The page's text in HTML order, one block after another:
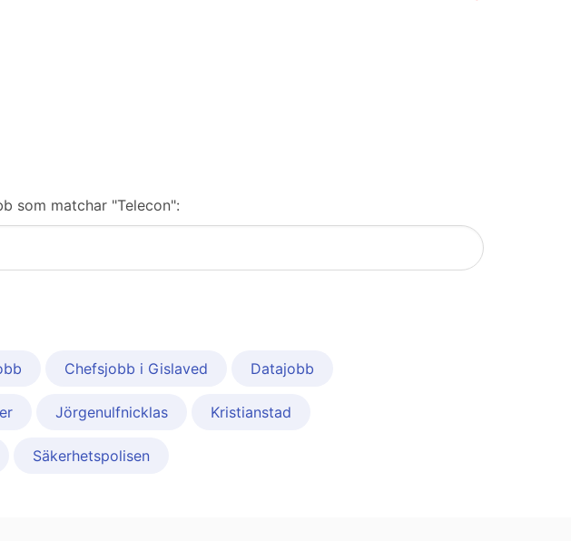
som matchar "Telecon":
Chefsjobb i Gislaved Datajobb
Jörgenulfnicklas Kristianstad
Säkerhetspolisen